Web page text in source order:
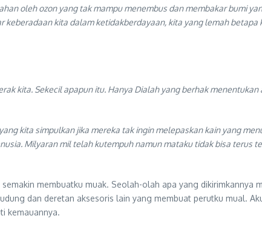
oleh ozon yang tak mampu menembus dan membakar bumi
kita dalam ketidakberdayaan, kita yang lemah
kita. Sekecil apapun itu. Hanya Dialah yang berhak
kita simpulkan jika mereka tak ingin melepaskan kain yang
Milyaran mil telah kutempuh namun mataku tidak bisa terus
membuatku muak. Seolah-olah apa yang
dan deretan aksesoris lain yang membuat perutku mual.
kemauannya.